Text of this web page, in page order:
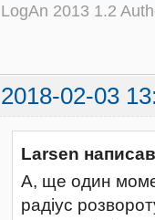
LogAn 2013 1.2
2018-02-03
Larsen
А, ще один
радіус